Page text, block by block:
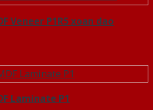
Veneer P1R5 xoan dao
Laminate P1